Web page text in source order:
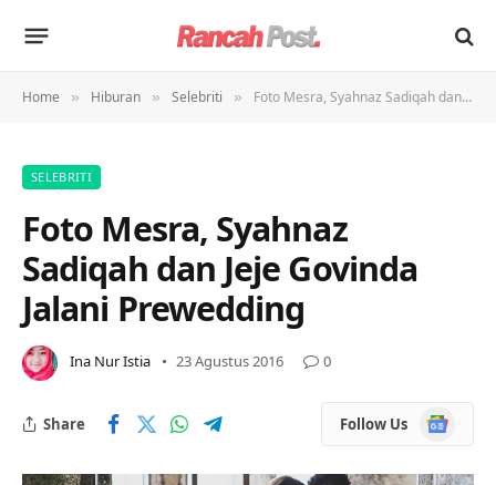
Home » Hiburan » Selebriti » Foto Mesra, Syahnaz Sadiqah dan Jeje Govinda Jalani Prewedding
SELEBRITI
Foto Mesra, Syahnaz
Sadiqah dan Jeje Govinda
Jalani Prewedding
Ina Nur Istia 23 Agustus 2016 0
Share Follow Us
Google
News